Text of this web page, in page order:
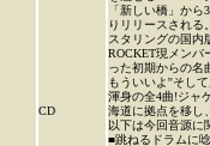
CD
「新しい橋」から
りリリースされる
スタリングの国内
ROCKET現メンバ
った初期からの名
もういいよ''そし
渾身の全4曲!ジャ
海道に拠点を移し
以下は今回音源に
■跳ねるドラムに